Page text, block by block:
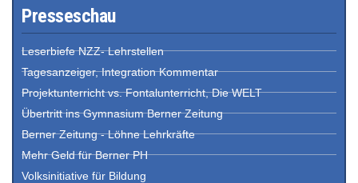
Presseschau
Leserbiefe NZZ- Lehrstellen
Tagesanzeiger, Integration Kommentar
Projektunterricht vs. Fontalunterricht, Die WELT
Übertritt ins Gymnasium Berner Zeitung
Berner Zeitung - Löhne Lehrkräfte
Mehr Geld für Berner PH
Volksinitiative für Bildung